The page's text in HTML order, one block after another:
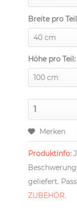
Breite pro
Höhe pro Teil:
Merken
Produktinfo:
geliefert.
ZUBEHÖR.